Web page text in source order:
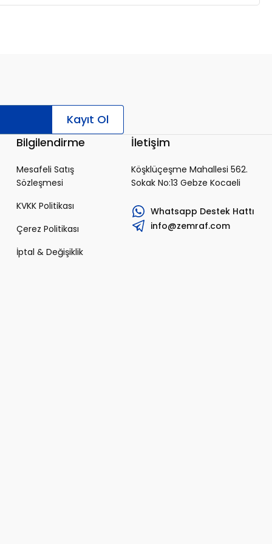
Kayıt Ol
Bilgilendirme
Mesafeli Satış
Sözleşmesi
KVKK Politikası
Çerez Politikası
İptal & Değişiklik
İletişim
Köşklüçeşme Mahallesi 562.
Sokak No:13 Gebze Kocaeli
Whatsapp Destek Hattı
info@zemraf.com